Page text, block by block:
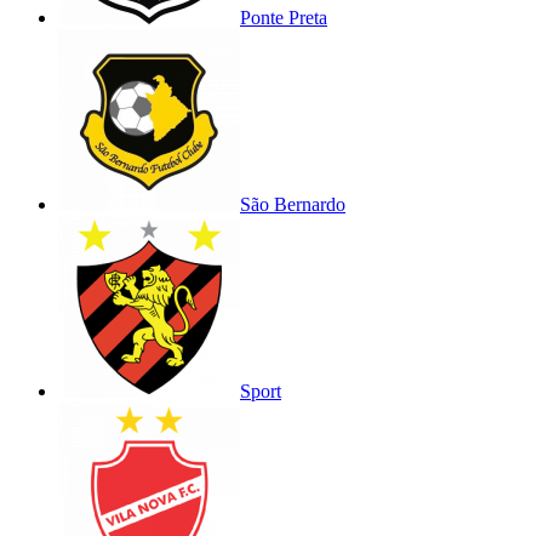
Ponte Preta
São Bernardo
Sport